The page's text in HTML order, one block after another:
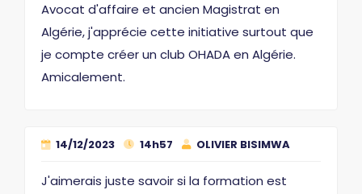
Avocat d'affaire et ancien Magistrat en
Algérie, j'apprécie cette initiative surtout que
je compte créer un club OHADA en Algérie.
Amicalement.
14/12/2023 14h57 OLIVIER BISIMWA
J'aimerais juste savoir si la formation est